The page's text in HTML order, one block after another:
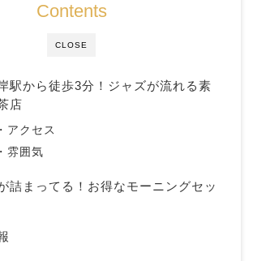
CLOSE
Contents
駅から徒歩3分！ジャズが流れる素
店
アクセス
雰囲気
詰まってる！お得なモーニングセッ